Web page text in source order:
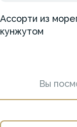
Ассорти из
кунжутом
Вы